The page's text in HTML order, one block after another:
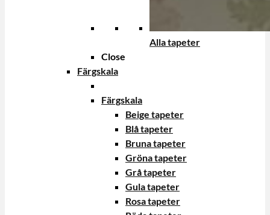
Alla tapeter
Close
Färgskala
Färgskala
Beige tapeter
Blå tapeter
Bruna tapeter
Gröna tapeter
Grå tapeter
Gula tapeter
Rosa tapeter